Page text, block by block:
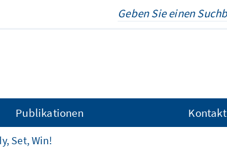
Publikationen Kontakt
Set, Win!